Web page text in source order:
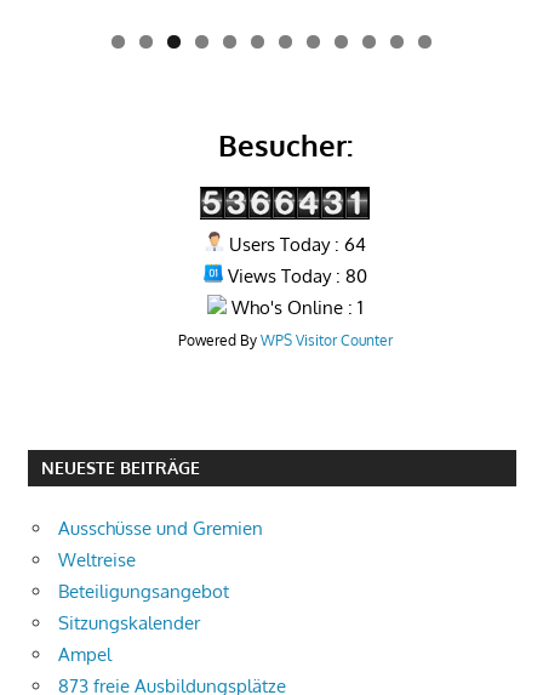
0 1 2
Besucher:
Users Today : 64
Views Today : 80
Who's Online : 1
Powered By WPS Visitor Counter
NEUESTE BEITRÄGE
Ausschüsse und Gremien
Weltreise
Beteiligungsangebot
Sitzungskalender
Ampel
873 freie Ausbildungsplätze